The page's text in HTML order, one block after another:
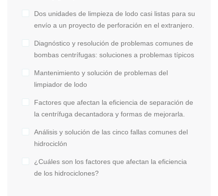
Dos unidades de limpieza de lodo casi listas para su
envío a un proyecto de perforación en el extranjero.
Diagnóstico y resolución de problemas comunes de
bombas centrífugas: soluciones a problemas típicos
Mantenimiento y solución de problemas del
limpiador de lodo
Factores que afectan la eficiencia de separación de
la centrífuga decantadora y formas de mejorarla.
Análisis y solución de las cinco fallas comunes del
hidrociclón
¿Cuáles son los factores que afectan la eficiencia
de los hidrociclones?